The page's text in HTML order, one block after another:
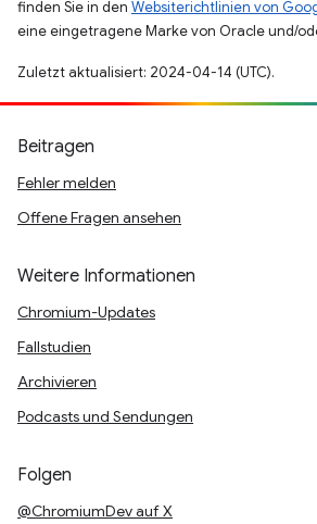
finden Sie in den Websiterichtlinien von
eine eingetragene Marke von Oracle und/
Zuletzt aktualisiert: 2024-04-14 (UTC).
Beitragen
Fehler melden
Offene Fragen ansehen
Weitere Informationen
Chromium-Updates
Fallstudien
Archivieren
Podcasts und Sendungen
Folgen
@ChromiumDev auf X